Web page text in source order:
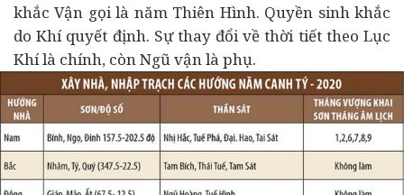
khắc Vận gọi là năm Thiên Hình. Quyền sinh khắc
do Khí quyết định. Sự thay đổi về thời tiết theo Lục
Khí là chính, còn Ngũ vận là phụ.